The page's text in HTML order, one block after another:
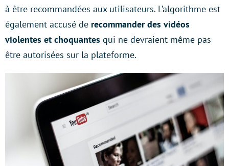
à être recommandées aux utilisateurs. L’algorithme est
également accusé de recommander des vidéos
violentes et choquantes qui ne devraient même pas
être autorisées sur la plateforme.